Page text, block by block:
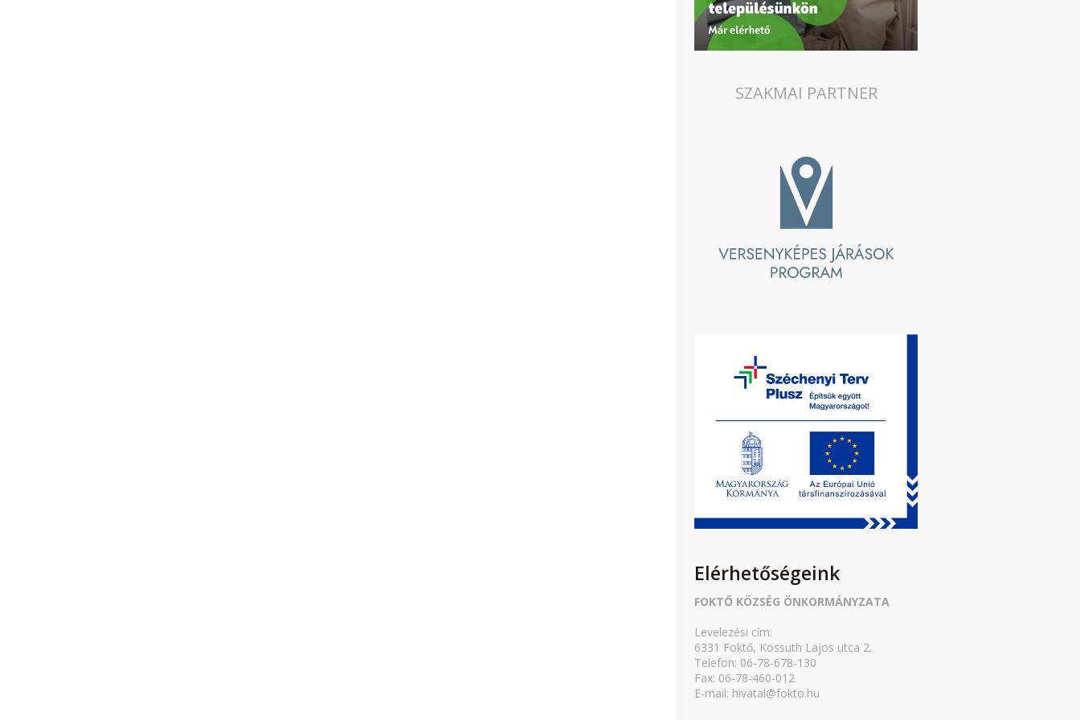
SZAKMAI PARTNER
Elérhetőségeink
FOKTŐ KÖZSÉG ÖNKORMÁNYZATA
Levelezési cím:
6331 Foktő, Kossuth Lajos utca 2.
Telefon: 06-78-678-130
Fax: 06-78-460-012
E-mail: hivatal@fokto.hu